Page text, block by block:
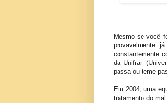
Mesmo se você
provavelmente
constantemente
da Unifran
passa ou teme
Em 2004, uma
tratamento do